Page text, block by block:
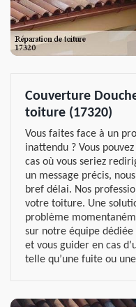
Couverture
toiture (17320)
Vous faites face à un
inattendu ? Vous
cas où vous seriez
un message précis,
bref délai. Nos
votre toiture. Une
problème
sur notre équipe
et vous guider en cas
telle qu’une fuite ou